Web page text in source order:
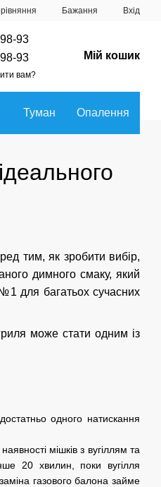
Бажання Вхід
93
93
вам?
Мій кошик
Туман Опалення
тим, як зробити вибір,
димного смаку, який
для багатьох сучасних
може стати одним із
одного натискання
мішків з вугіллям та
20 хвилин, поки вугілля
газового балона займе